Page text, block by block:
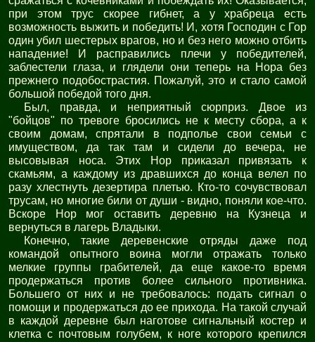
при этом трус скорее гибнет, а у храбреца есть
возможность выжить и победить! И, хотя Господин с Гор
один убил шестерых врагов, но и без него можно отбить
нападение! И расправились плечи у победителей,
заблестели глаза, и глядели они теперь на Нора без
прежнего подобострастия. Пожалуй, это и стало самой
большой победой того дня.
Был, правда, и неприятный сюрприз. Двое из
"бойцов" по тревоге бросились не к месту сбора, а к
своим домам, спрятали в подполье свои семьи с
имуществом, да так там и сидели до вечера, не
высовывая носа. Этих Нор приказал привязать к
скамьям, а каждому из дравшихся до конца велел по
разу хлестнуть дезертира плетью. Кто-то сочувствовал
трусам, но многие били от души - видно, поняли кое-что.
Вскоре Нор мог оставить деревню на Кузнеца и
вернуться в лагерь Владыки.
Конечно, такие деревенские отряды даже под
командой опытного воина могли отражать только
мелкие группы грабителей, да еще какое-то время
продержаться против более сильного противника.
Большего от них и не требовалось: подать сигнал о
помощи и продержаться до ее прихода. На такой случай
в каждой деревне был наготове сигнальный костер и
клетка с почтовым голубем, к ноге которого крепился